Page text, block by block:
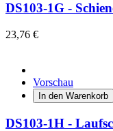
DS103-1G -
23,76 €
Vorschau
In den Warenkorb
DS103-1H -